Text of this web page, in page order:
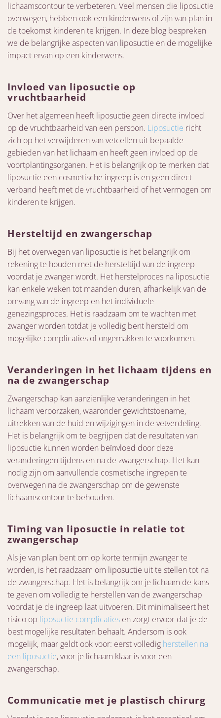
lichaamscontour te verbeteren. Veel mensen die liposuctie
overwegen, hebben ook een kinderwens of zijn van plan in
de toekomst kinderen te krijgen. In deze blog bespreken
we de belangrijke aspecten van liposuctie en de mogelijke
impact ervan op een kinderwens.
Invloed van liposuctie op
vruchtbaarheid
Over het algemeen heeft liposuctie geen directe invloed
op de vruchtbaarheid van een persoon. Liposuctie richt
zich op het verwijderen van vetcellen uit bepaalde
gebieden van het lichaam en heeft geen invloed op de
voortplantingsorganen. Het is belangrijk op te merken dat
liposuctie een cosmetische ingreep is en geen direct
verband heeft met de vruchtbaarheid of het vermogen om
kinderen te krijgen.
Hersteltijd en zwangerschap
Bij het overwegen van liposuctie is het belangrijk om
rekening te houden met de hersteltijd van de ingreep
voordat je zwanger wordt. Het herstelproces na liposuctie
kan enkele weken tot maanden duren, afhankelijk van de
omvang van de ingreep en het individuele
genezingsproces. Het is raadzaam om te wachten met
zwanger worden totdat je volledig bent hersteld om
mogelijke complicaties of ongemakken te voorkomen.
Veranderingen in het lichaam tijdens en
na de zwangerschap
Zwangerschap kan aanzienlijke veranderingen in het
lichaam veroorzaken, waaronder gewichtstoename,
uitrekken van de huid en wijzigingen in de vetverdeling.
Het is belangrijk om te begrijpen dat de resultaten van
liposuctie kunnen worden beïnvloed door deze
veranderingen tijdens en na de zwangerschap. Het kan
nodig zijn om aanvullende cosmetische ingrepen te
overwegen na de zwangerschap om de gewenste
lichaamscontour te behouden.
Timing van liposuctie in relatie tot
zwangerschap
Als je van plan bent om op korte termijn zwanger te
worden, is het raadzaam om liposuctie uit te stellen tot na
de zwangerschap. Het is belangrijk om je lichaam de kans
te geven om volledig te herstellen van de zwangerschap
voordat je de ingreep laat uitvoeren. Dit minimaliseert het
risico op liposuctie complicaties en zorgt ervoor dat je de
best mogelijke resultaten behaalt. Andersom is ook
mogelijk, maar geldt ook voor: eerst volledig herstellen na
een liposuctie, voor je lichaam klaar is voor een
zwangerschap.
Communicatie met je plastisch chirurg